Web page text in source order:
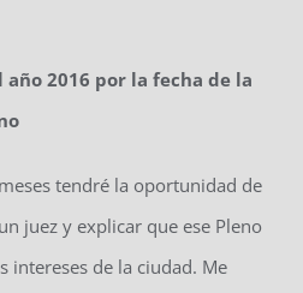
año 2016 por la fecha de la
tendré la oportunidad de
juez y explicar que ese Pleno
intereses de la ciudad. Me